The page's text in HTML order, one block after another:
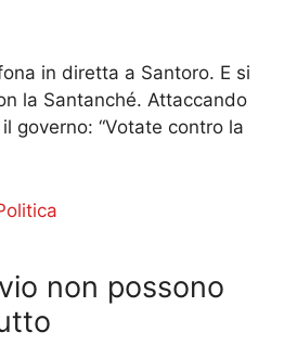
in diretta a Santoro. E si
la Santanché. Attaccando
governo: “Votate contro la
non possono